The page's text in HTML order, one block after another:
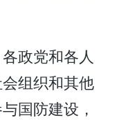
政党和各人
组织和其他
国防建设，